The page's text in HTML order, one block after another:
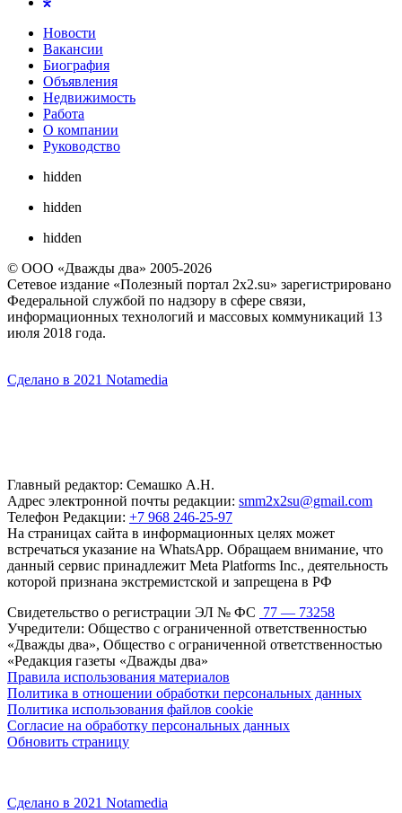
Новости
Вакансии
Биография
Объявления
Недвижимость
Работа
О компании
Руководство
hidden
hidden
hidden
© ООО «Дважды два» 2005-2026
Сетевое издание «Полезный портал 2x2.su» зарегистрировано
Федеральной службой по надзору в сфере связи,
информационных технологий и массовых коммуникаций 13
июля 2018 года.
Сделано в 2021 Notamedia
Главный редактор: Семашко А.Н.
Адрес электронной почты редакции: smm2x2su@gmail.com
Телефон Редакции: +7 968 246-25-97
На страницах сайта в информационных целях может
встречаться указание на WhatsApp. Обращаем внимание, что
данный сервис принадлежит Meta Platforms Inc., деятельность
которой признана экстремистской и запрещена в РФ
Свидетельство о регистрации ЭЛ № ФС 77 — 73258
Учредители: Общество с ограниченной ответственностью
«Дважды два», Общество с ограниченной ответственностью
«Редакция газеты «Дважды два»
Правила использования материалов
Политика в отношении обработки персональных данных
Политика использования файлов cookie
Согласие на обработку персональных данных
Обновить страницу
Сделано в 2021 Notamedia